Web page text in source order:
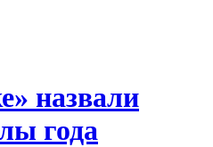
назвали
года